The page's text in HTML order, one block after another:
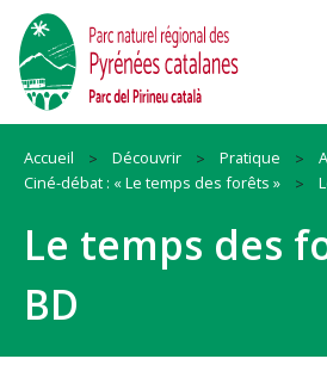
Accueil Découvrir Pratique
Ciné-débat : « Le temps des forêts »
Le temps des
BD